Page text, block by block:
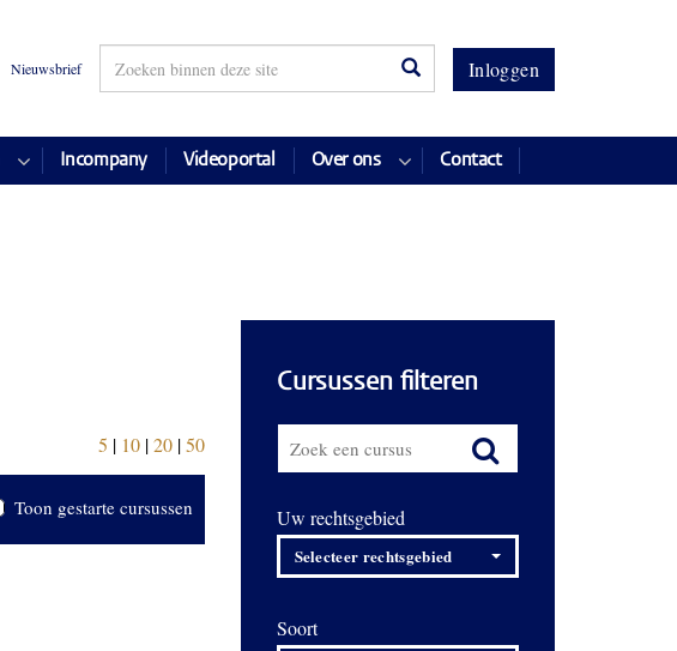
Inloggen
Nieuwsbrief
Incompany Videoportal Over ons Contact
5 | 10|20|50
Toon gestarte cursussen
Cursussen filteren
Uw rechtsgebied
Selecteer rechtsgebied
Soort